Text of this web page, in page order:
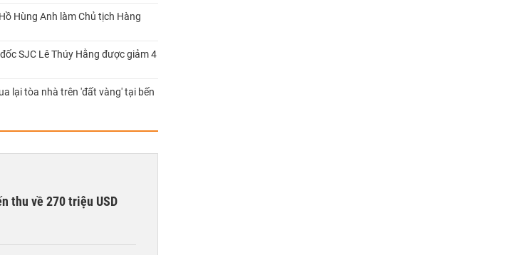
Hùng Anh làm Chủ tịch Hàng
SJC Lê Thúy Hằng được giảm 4
lại tòa nhà trên 'đất vàng' tại bến
thu về 270 triệu USD